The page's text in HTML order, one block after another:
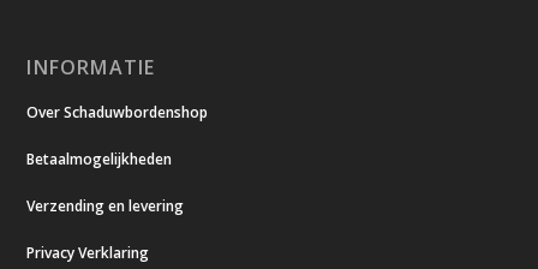
INFORMATIE
Over Schaduwbordenshop
Betaalmogelijkheden
Verzending en levering
Privacy Verklaring